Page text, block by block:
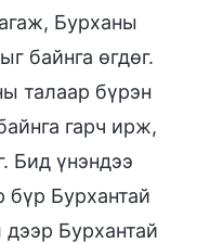
Бурханы
байнга өгдөг.
талаар бүрэн
гарч ирж,
Бид үнэндээ
Бурхантай
дээр Бурхантай